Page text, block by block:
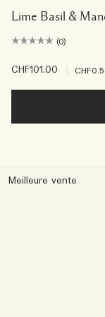
Lime Basil &
(0)
CHF101.00
Meilleure vente